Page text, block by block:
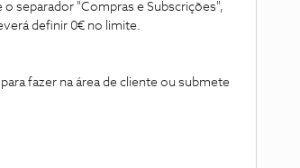
separador "Compras e Subscrições",
definir 0€ no limite.
fazer na área de cliente ou submete